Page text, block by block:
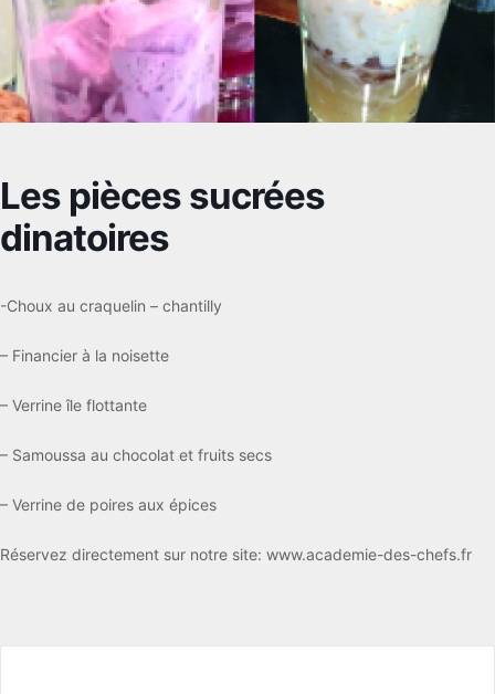
Les pièces sucrées
dinatoires
-Choux au craquelin – chantilly
– Financier à la noisette
– Verrine île flottante
– Samoussa au chocolat et fruits secs
– Verrine de poires aux épices
Réservez directement sur notre site: www.academie-des-chefs.fr